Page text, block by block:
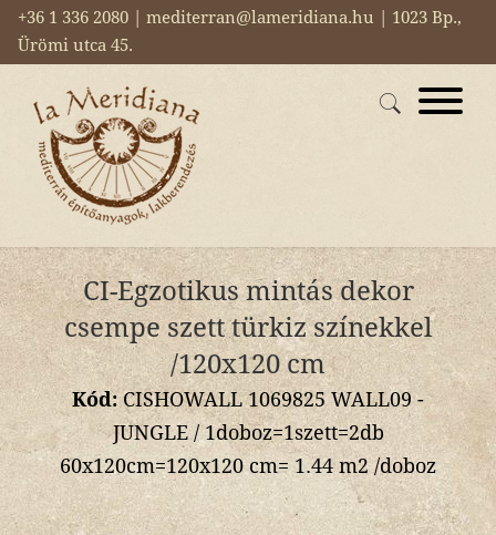
+36 1 336 2080 | mediterran@lameridiana.hu | 1023 Bp.,
Ürömi utca 45.
CI-Egzotikus mintás dekor
csempe szett türkiz színekkel
/120x120 cm
Kód:CISHOWALL 1069825 WALL09 -
JUNGLE / 1doboz=1szett=2db
60x120cm=120x120 cm= 1.44 m2 /doboz